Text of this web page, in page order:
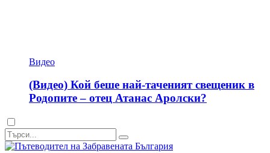
Видео
(Видео) Кой беше най-таченият свещеник в
Родопите – отец Атанас Аролски?
Dark
mode